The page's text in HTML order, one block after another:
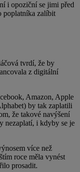
i opoziční se jimi před
poplatníka zalíbit
tvrdí, že by
z digitální
Amazon, Apple
by tak zaplatili
že takové navýšení
nezaplatí, i kdyby se je
více než
roce měla vynést
prosadit.